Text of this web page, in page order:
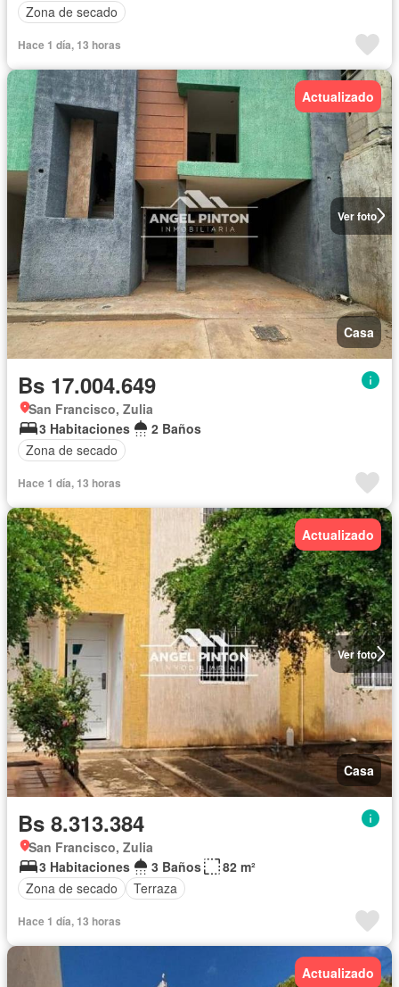
Zona de secado
Hace 1 día, 13 horas
Ver foto
Actualizado
Casa
Bs 17.004.649
San Francisco, Zulia
3 Habitaciones
2 Baños
Zona de secado
Hace 1 día, 13 horas
Ver foto
Actualizado
Casa
Bs 8.313.384
San Francisco, Zulia
3 Habitaciones
3 Baños
82 m²
Zona de secado
Terraza
Hace 1 día, 13 horas
Actualizado